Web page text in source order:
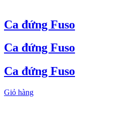
Ca đứng Fuso
Ca đứng Fuso
Ca đứng Fuso
Giỏ hàng